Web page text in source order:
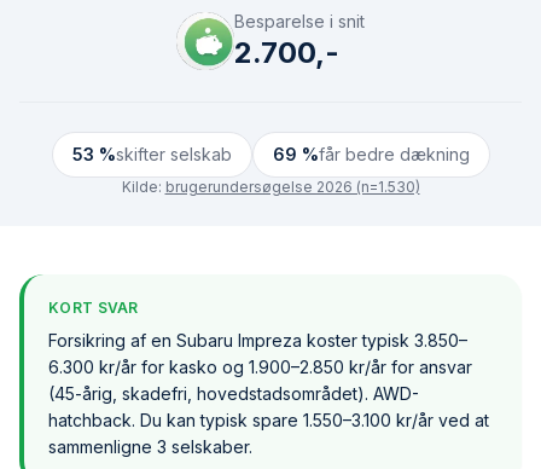
Besparelse i snit
2.700,-
53 %skifter selskab 69 %får bedre dækning
Kilde: brugerundersøgelse 2026 (n=1.530)
KORT SVAR
Forsikring af en Subaru Impreza koster typisk 3.850–
6.300 kr/år for kasko og 1.900–2.850 kr/år for ansvar
(45-årig, skadefri, hovedstadsområdet). AWD-
hatchback. Du kan typisk spare 1.550–3.100 kr/år ved at
sammenligne 3 selskaber.